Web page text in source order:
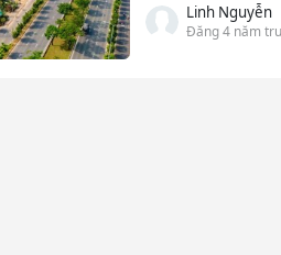
Linh Nguyễn
Đăng 4 năm